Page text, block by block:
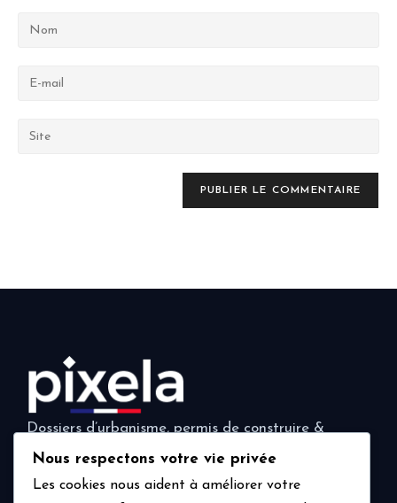
Dossiers d’urbanisme, permis de construire &
déclarations préalables. Rendus 3D inclus, partout
en France.
Nous respectons votre vie privée
Les cookies nous aident à améliorer votre